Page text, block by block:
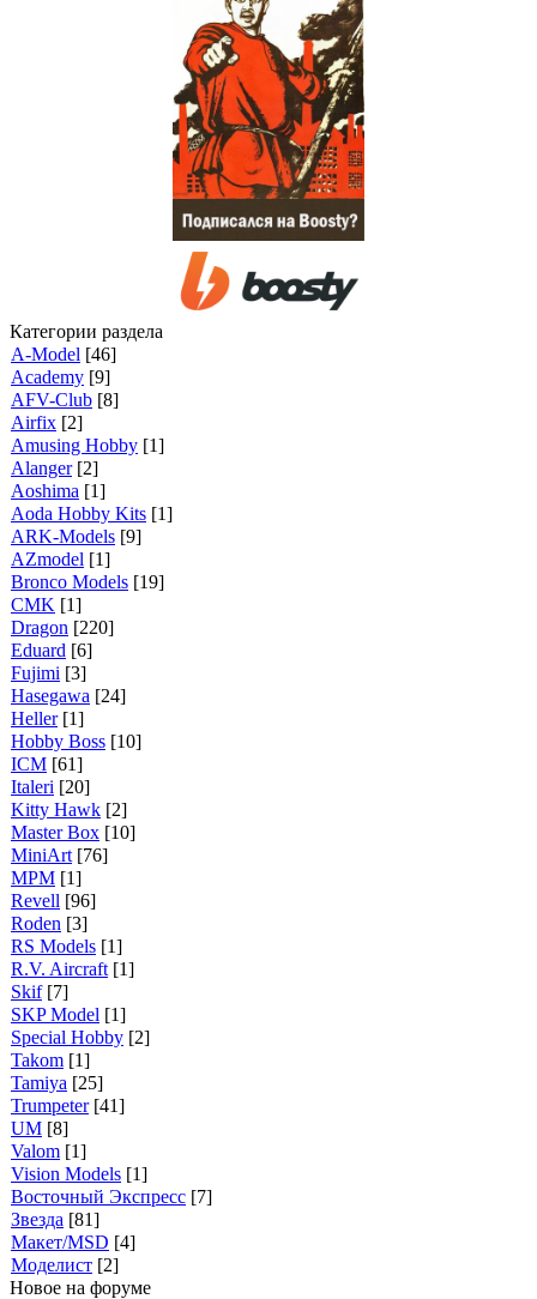
Категории раздела
A-Model [46]
Academy [9]
AFV-Club [8]
Airfix [2]
Amusing Hobby [1]
Alanger [2]
Aoshima [1]
Aoda Hobby Kits [1]
ARK-Models [9]
AZmodel [1]
Bronco Models [19]
CMK [1]
Dragon [220]
Eduard [6]
Fujimi [3]
Hasegawa [24]
Heller [1]
Hobby Boss [10]
ICM [61]
Italeri [20]
Kitty Hawk [2]
Master Box [10]
MiniArt [76]
MPM [1]
Revell [96]
Roden [3]
RS Models [1]
R.V. Aircraft [1]
Skif [7]
SKP Model [1]
Special Hobby [2]
Takom [1]
Tamiya [25]
Trumpeter [41]
UM [8]
Valom [1]
Vision Models [1]
Восточный Экспресс [7]
Звезда [81]
Макет/MSD [4]
Моделист [2]
Новое на форуме